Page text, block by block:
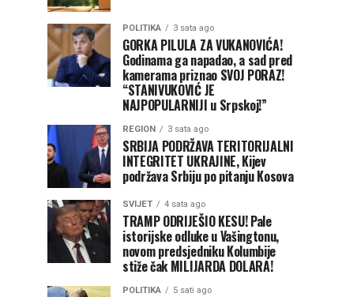
POLITIKA 3 sata ago
GORKA PILULA ZA VUKANOVIĆA!
Godinama ga napadao, a sad pred
kamerama priznao SVOJ PORAZ!
“STANIVUKOVIĆ JE
NAJPOPULARNIJI u Srpskoj!”
REGION 3 sata ago
SRBIJA PODRŽAVA TERITORIJALNI
INTEGRITET UKRAJINE, Kijev
podržava Srbiju po pitanju Kosova
SVIJET 4 sata ago
TRAMP ODRIJEŠIO KESU! Pale
istorijske odluke u Vašingtonu,
novom predsjedniku Kolumbije
stiže čak MILIJARDA DOLARA!
POLITIKA 5 sati ago